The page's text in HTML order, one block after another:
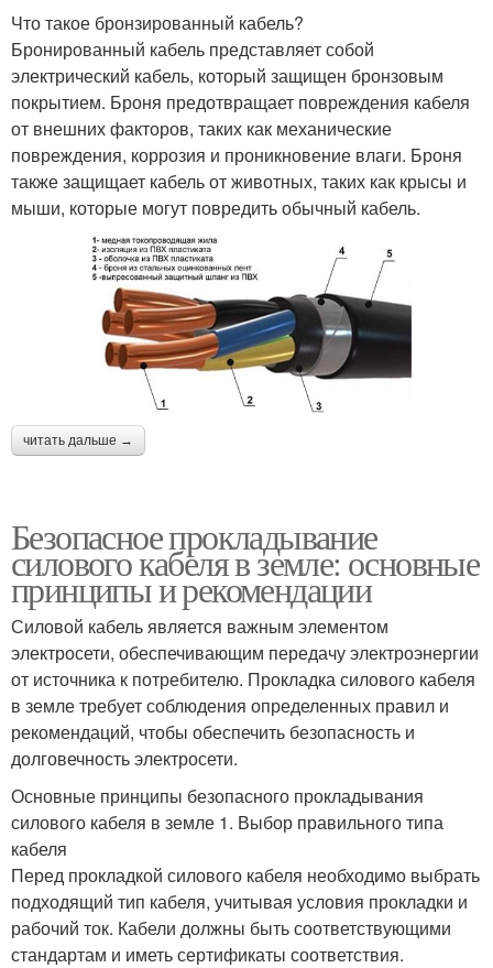
Что такое бронзированный кабель?
Бронированный кабель представляет собой
электрический кабель, который защищен бронзовым
покрытием. Броня предотвращает повреждения кабеля
от внешних факторов, таких как механические
повреждения, коррозия и проникновение влаги. Броня
также защищает кабель от животных, таких как крысы и
мыши, которые могут повредить обычный кабель.
читать дальше →
Безопасное прокладывание
силового кабеля в земле: основные
принципы и рекомендации
Силовой кабель является важным элементом
электросети, обеспечивающим передачу электроэнергии
от источника к потребителю. Прокладка силового кабеля
в земле требует соблюдения определенных правил и
рекомендаций, чтобы обеспечить безопасность и
долговечность электросети.
Основные принципы безопасного прокладывания
силового кабеля в земле 1. Выбор правильного типа
кабеля
Перед прокладкой силового кабеля необходимо выбрать
подходящий тип кабеля, учитывая условия прокладки и
рабочий ток. Кабели должны быть соответствующими
стандартам и иметь сертификаты соответствия.